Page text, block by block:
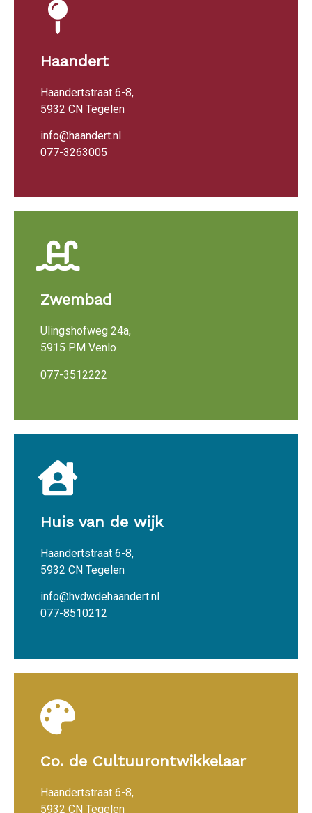
Haandert
Haandertstraat 6-8,
5932 CN Tegelen
info@haandert.nl
077-3263005
Zwembad
Ulingshofweg 24a,
5915 PM Venlo
077-3512222
Huis van de wijk
Haandertstraat 6-8,
5932 CN Tegelen
info@hvdwdehaandert.nl
077-8510212
Co. de Cultuurontwikkelaar
Haandertstraat 6-8,
5932 CN Tegelen